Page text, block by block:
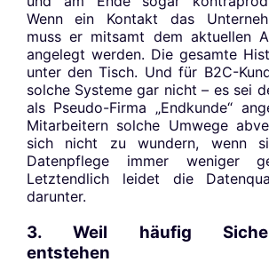
Wenn ein Kontakt das
muss er mitsamt dem aktuellen
angelegt werden. Die gesamte
unter den Tisch. Und für B2C-
solche Systeme gar nicht – es sei
als Pseudo-Firma „Endkunde“
Mitarbeitern solche Umwege
sich nicht zu wundern, wenn
Datenpflege immer weniger
Letztendlich leidet die
darunter.
3. Weil häufig
entstehen